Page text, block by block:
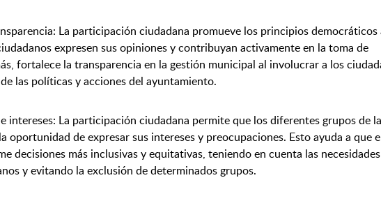
La participación ciudadana promueve los principios democráticos
expresen sus opiniones y contribuyan activamente en la toma de
fortalece la transparencia en la gestión municipal al involucrar a los
las políticas y acciones del ayuntamiento.
intereses: La participación ciudadana permite que los diferentes grupos de la
oportunidad de expresar sus intereses y preocupaciones. Esto ayuda a que
decisiones más inclusivas y equitativas, teniendo en cuenta las
y evitando la exclusión de determinados grupos.